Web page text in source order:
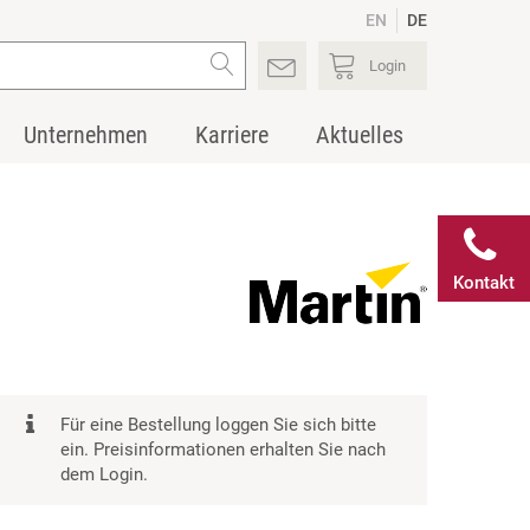
EN DE
Login
Unternehmen Karriere Aktuelles
Kontakt
Für eine Bestellung loggen Sie sich bitte
ein. Preisinformationen erhalten Sie nach
dem Login.